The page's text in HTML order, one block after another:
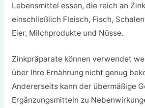
Lebensmittel essen, die reich an
einschließlich Fleisch, Fisch,
Eier, Milchprodukte und Nüsse.
Zinkpräparate können verwendet
über Ihre Ernährung nicht genug
Andererseits kann der übermäßige
Ergänzungsmitteln zu